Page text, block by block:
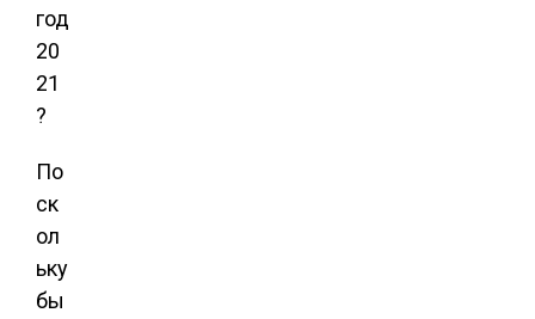
год
20
21
?
По
ск
ол
ьку
бы